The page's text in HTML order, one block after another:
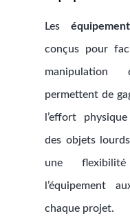
Les
conçus pour
manipulation
permettent de
l’effort
des objets
une flexibilité
l’équipement
chaque projet.